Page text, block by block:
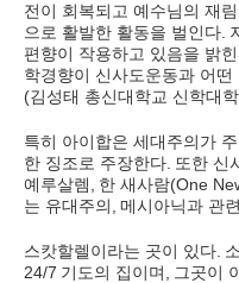
전이 회복되고 예수님의 재
으로 활발한 활동을 벌인다
편향이 작용하고 있음을 밝
학경향이 신사도운동과 어
(김성태 총신대학교 신학대
특히 아이합은 세대주의가
한 징조로 주장한다 또한 신
예루살렘
한 새사람(One
는 유대주의 메시아닉과 관
스캇할렐이라는 곳이 있다
24/7 기도의 집이며
그곳이